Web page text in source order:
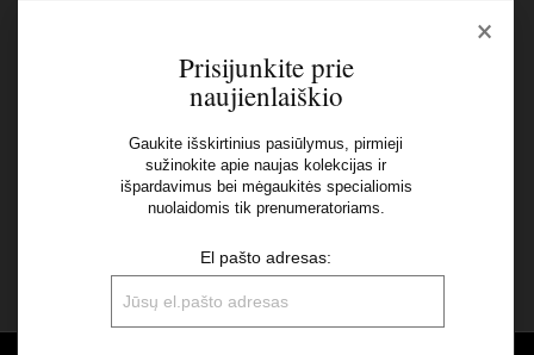
Naujienlaiškis
Aš perskaičiau ir sutinku su Privatumo Politikos
×
Prisijunkite prie
naujienlaiškio
Gaukite išskirtinius pasiūlymus, pirmieji
sužinokite apie naujas kolekcijas ir
išpardavimus bei mėgaukitės specialiomis
nuolaidomis tik prenumeratoriams.
El pašto adresas: